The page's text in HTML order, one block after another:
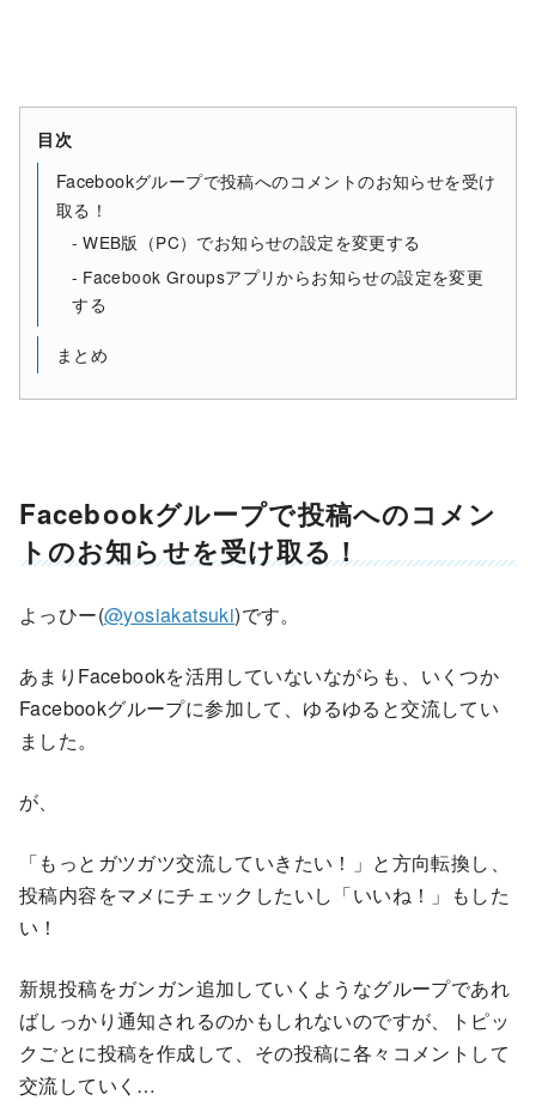
目次
Facebookグループで投稿へのコメントのお知らせを受け
取る！
WEB版（PC）でお知らせの設定を変更する
Facebook Groupsアプリからお知らせの設定を変更
する
まとめ
Facebookグループで投稿へのコメン
トのお知らせを受け取る！
よっひー(@yosiakatsuki)です。
あまりFacebookを活用していないながらも、いくつか
Facebookグループに参加して、ゆるゆると交流してい
ました。
が、
「もっとガツガツ交流していきたい！」と方向転換し、
投稿内容をマメにチェックしたいし「いいね！」もした
い！
新規投稿をガンガン追加していくようなグループであれ
ばしっかり通知されるのかもしれないのですが、トピッ
クごとに投稿を作成して、その投稿に各々コメントして
交流していく…